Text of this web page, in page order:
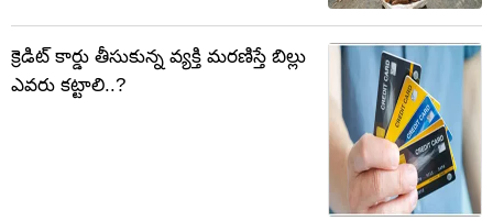
క్రెడిట్ కార్డు తీసుకున్న వ్యక్తి మరణిస్తే బిల్లు
ఎవరు కట్టాలి..?